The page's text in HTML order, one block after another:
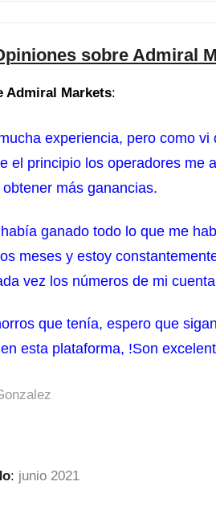
sobre Admiral
Admiral Markets:
experiencia, pero como
el principio los operadores me
más ganancias.
ganado todo lo que me
meses y estoy
vez los números de mi
que tenía, espero que
esta plataforma, !Son
: junio 2021